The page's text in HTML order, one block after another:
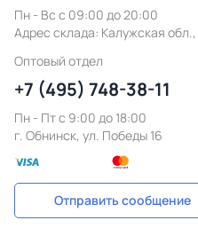
Пн - Вс с 09:00 до 20:00
Адрес склада: Калужская
Оптовый отдел
+7 (495) 748-38-11
Пн - Пт c 9:00 до 18:00
г. Обнинск, ул. Победы 16
Отправить сообщение